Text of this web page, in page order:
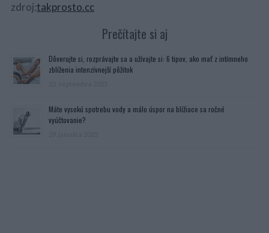
zdroj:takprosto.cc
Prečítajte si aj
Dôverujte si, rozprávajte sa a užívajte si: 6 tipov, ako mať z intímneho
zblíženia intenzívnejší pôžitok
Máte vysokú spotrebu vody a málo úspor na blížiace sa ročné
vyúčtovanie?